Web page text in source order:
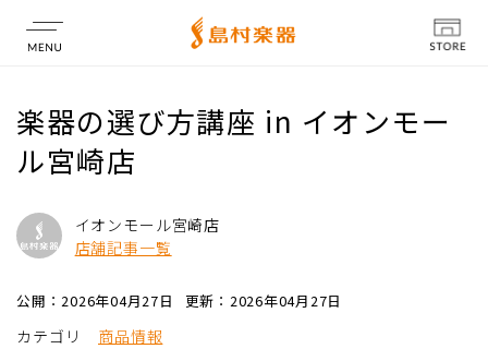
店舗情報
楽器の選び方講座 in イオンモー
ル宮崎店
イオンモール宮崎店
店舗記事一覧
公開：2026年04月27日 更新：2026年04月27日
カテゴリ 商品情報